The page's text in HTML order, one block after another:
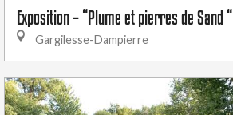
Exposition – “Plume et pierres de Sand “
Gargilesse-Dampierre